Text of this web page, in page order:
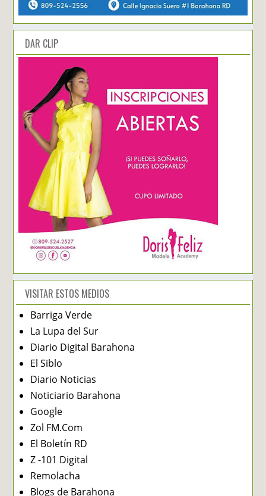
DAR CLIP
VISITAR ESTOS MEDIOS
Barriga Verde
La Lupa del Sur
Diario Digital Barahona
El Siblo
Diario Noticias
Noticiario Barahona
Google
Zol FM.Com
El Boletín RD
Z -101 Digital
Remolacha
Blogs de Barahona